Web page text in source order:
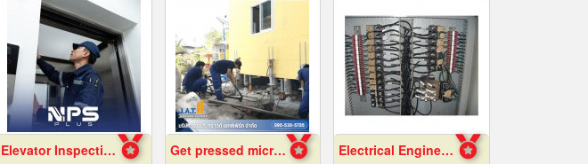
Elevator Inspection and Maintenance Services Get pressed micropiles to fix the collapsed house. Electrical Engineering